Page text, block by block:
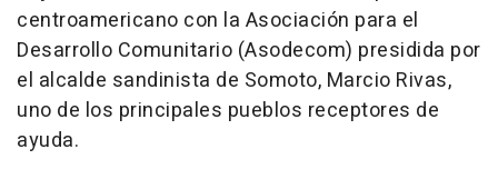
centroamericano con la Asociación para el
Desarrollo Comunitario (Asodecom) presidida por
el alcalde sandinista de Somoto, Marcio Rivas,
uno de los principales pueblos receptores de
ayuda.